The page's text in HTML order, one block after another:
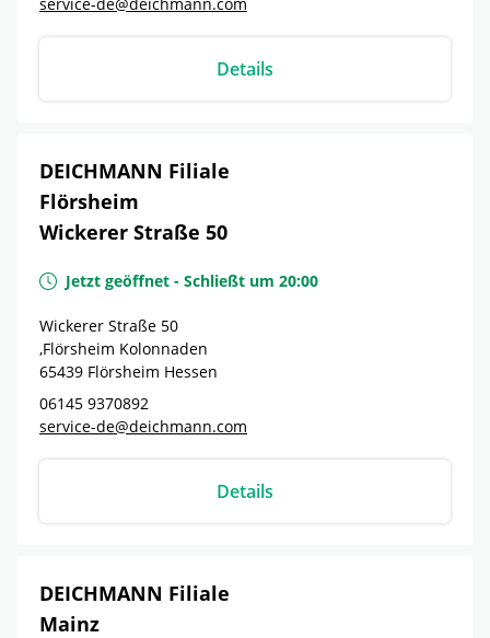
Details
DEICHMANN Filiale
Flörsheim
Wickerer Straße 50
Jetzt geöffnet - Schließt um 20:00
Wickerer Straße 50
,Flörsheim Kolonnaden
65439 Flörsheim Hessen
06145 9370892
service-de@deichmann.com
Details
DEICHMANN Filiale
Mainz